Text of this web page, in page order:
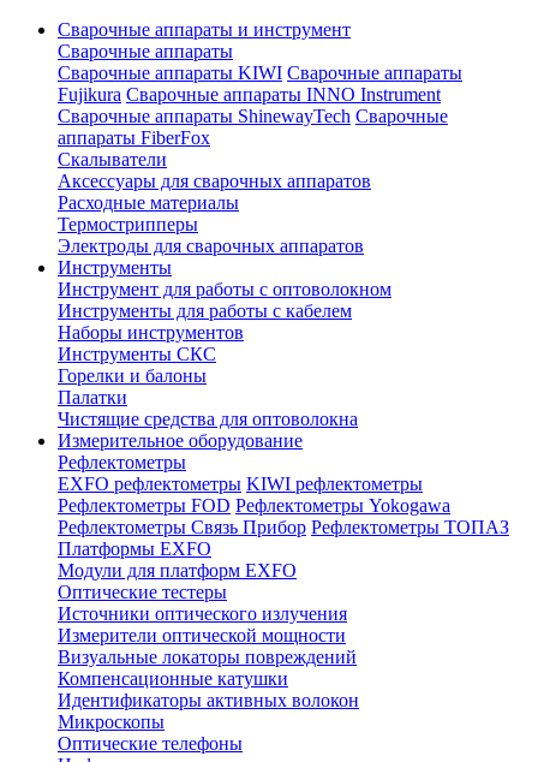
Сварочные аппараты и инструмент
Сварочные аппараты
Сварочные аппараты KIWI Сварочные аппараты
Fujikura Сварочные аппараты INNO Instrument
Сварочные аппараты ShinewayTech Cварочные
аппараты FiberFox
Скалыватели
Аксессуары для сварочных аппаратов
Расходные материалы
Термострипперы
Электроды для сварочных аппаратов
Инструменты
Инструмент для работы с оптоволокном
Инструменты для работы с кабелем
Наборы инструментов
Инструменты СКС
Горелки и балоны
Палатки
Чистящие средства для оптоволокна
Измерительное оборудование
Рефлектометры
EXFO рефлектометры KIWI рефлектометры
Рефлектометры FOD Рефлектометры Yokogawa
Рефлектометры Связь Прибор Рефлектометры ТОПАЗ
Платформы EXFO
Модули для платформ EXFO
Оптические тестеры
Источники оптического излучения
Измерители оптической мощности
Визуальные локаторы повреждений
Компенсационные катушки
Идентификаторы активных волокон
Микроскопы
Оптические телефоны